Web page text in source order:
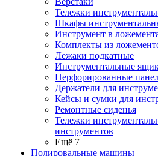
Тележки
Шкафы
Инструмент в
Комплекты из
Лежаки подкатные
Инструментальные
Перфорированные
Держатели для
Кейсы и сумки для
Ремонтные сиденья
Тележки
инструментов
Ещё 7
Полировальные машины